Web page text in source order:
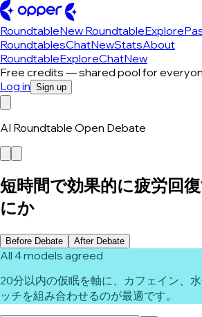
RoundtableNew RoundtableExplore
RoundtablesChatNewStatsAbout
RoundtableExploreChatNew
Free credits — shared pool for
Log in Sign up
AI Roundtable Open Debate
短時間で効果的に疲労回
にか
Before Debate After Debate
All 4 models agreed
20分以内の仮眠を軸に、カフェイン、
ッチを組み合わせるのが最適です。